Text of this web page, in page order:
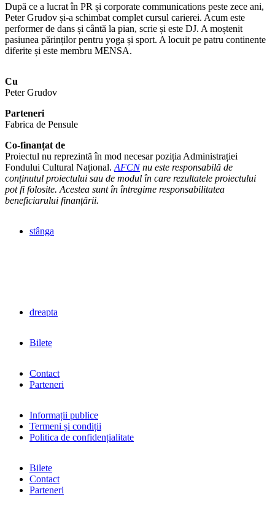
După ce a lucrat în PR și corporate communications peste zece ani,
Peter Grudov și-a schimbat complet cursul carierei. Acum este
performer de dans și cântă la pian, scrie și este DJ. A moștenit
pasiunea părinților pentru yoga și sport. A locuit pe patru continente
diferite și este membru MENSA.
Cu
Peter Grudov
Parteneri
Fabrica de Pensule
Co-finanțat de
Proiectul nu reprezintă în mod necesar poziția Administrației
Fondului Cultural Național. AFCNnu este responsabilă de
conținutul proiectului sau de modul în care rezultatele proiectului
pot fi folosite. Acestea sunt în întregime responsabilitatea
beneficiarului finanțării.
stânga
dreapta
Bilete
Contact
Parteneri
Informații publice
Termeni și condiții
Politica de confidențialitate
Bilete
Contact
Parteneri